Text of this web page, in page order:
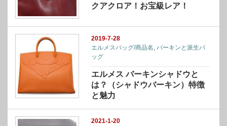
クアクロア！お宝級レア！
2019-7-28
エルメスバッグ/商品名 ,バーキンと派生バ
ッグ
エルメス バーキンシャドウと
は？（シャドウバーキン）特徴
と魅力
2021-1-20